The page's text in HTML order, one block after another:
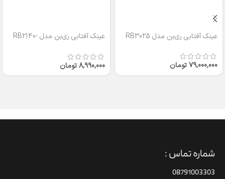
عینک آفتابی ری‌بن مدل RB3025
79,000,000تومان
عینک آفتابی ری‌بن مدل RB2140-
8,990,000تومان
شماره تماس :
08791003303